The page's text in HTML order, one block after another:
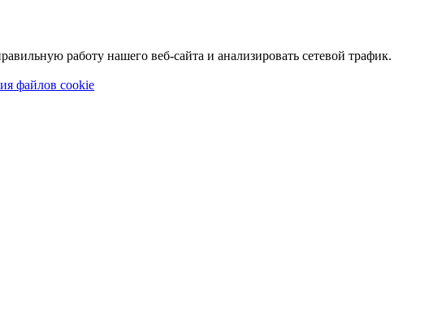
работу нашего веб-сайта и анализировать сетевой трафик.
файлов cookie